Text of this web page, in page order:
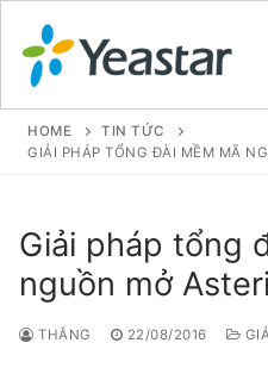
SẢN PHẨM
HOME
TIN TỨC
GIẢI PHÁP TỔNG ĐÀI MỀM MÃ
Giải pháp tổng
nguồn mở
THẮNG 22/08/2016